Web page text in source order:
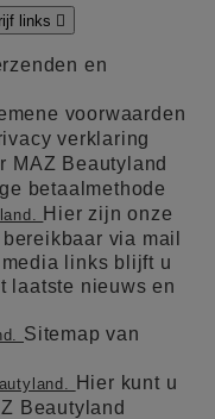
links 
en
voorwaarden
verklaring
MAZ Beautyland
betaalmethode
Hier zijn onze
via mail
links blijft u
laatste nieuws en
Sitemap van
Hier kunt u
Beautyland